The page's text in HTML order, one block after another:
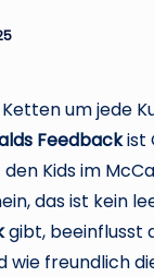
um jede
Feedbackist
Kids im
das ist kein
gibt, beeinflusst
wie freundlich